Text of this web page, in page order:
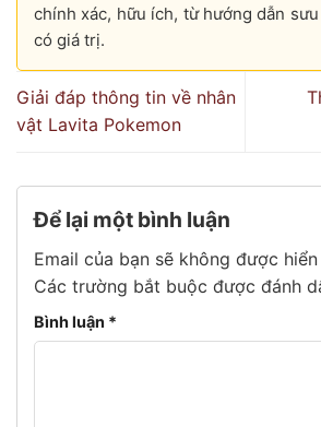
chính xác, hữu ích, từ hướng dẫn
có giá trị.
Giải đáp thông tin về nhân
vật Lavita Pokemon
Để lại một bình luận
Email của bạn sẽ không được
Các trường bắt buộc được đánh
Bình luận *